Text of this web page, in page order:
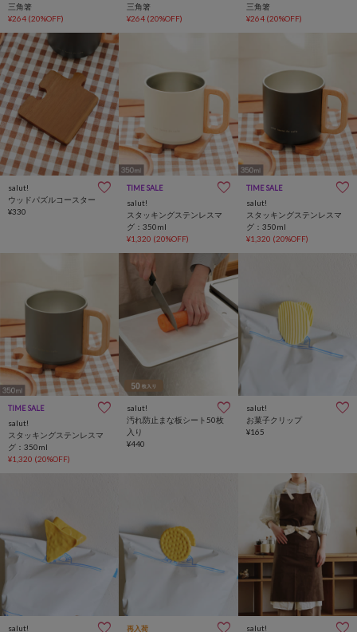
三角箸
¥264 (20%OFF)
三角箸
¥264 (20%OFF)
三角箸
¥264 (20%OFF)
salut!
ウッドパズルコースター
¥330
TIME SALE
salut!
スタッキングステンレスマ
グ：350ml
¥1,320 (20%OFF)
TIME SALE
salut!
スタッキングステンレスマ
グ：350ml
¥1,320 (20%OFF)
TIME SALE
salut!
スタッキングステンレスマ
グ：350ml
¥1,320 (20%OFF)
salut!
汚れ防止まな板シート50枚
入り
¥440
salut!
お菓子クリップ
¥165
salut!
再入荷
salut!